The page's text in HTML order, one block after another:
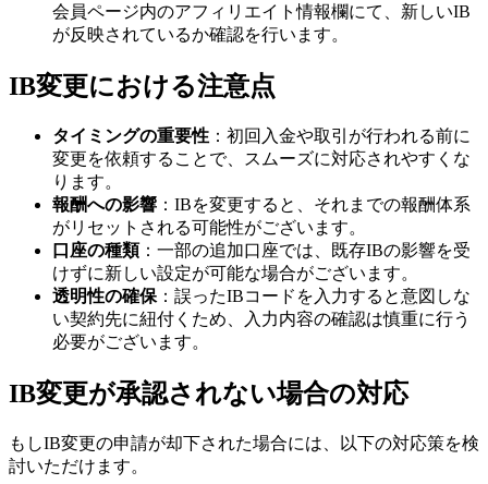
会員ページ内のアフィリエイト情報欄にて、新しいIB
が反映されているか確認を行います。
IB変更における注意点
タイミングの重要性 ：初回入金や取引が行われる前に
変更を依頼することで、スムーズに対応されやすくな
ります。
報酬への影響 ：IBを変更すると、それまでの報酬体系
がリセットされる可能性がございます。
口座の種類：一部の追加口座では、既存IBの影響を受
けずに新しい設定が可能な場合がございます。
透明性の確保 ：誤ったIBコードを入力すると意図しな
い契約先に紐付くため、入力内容の確認は慎重に行う
必要がございます。
IB変更が承認されない場合の対応
もしIB変更の申請が却下された場合には、以下の対応策を検
討いただけます。